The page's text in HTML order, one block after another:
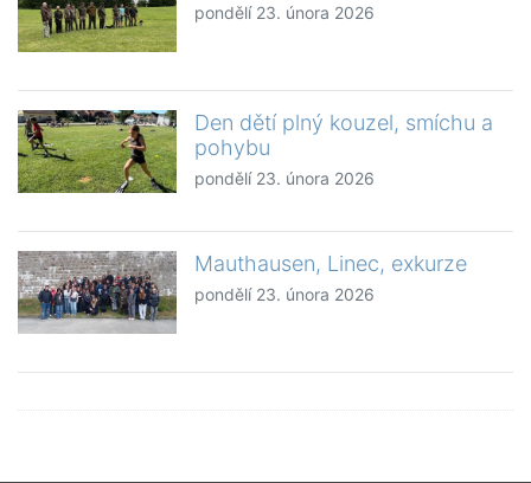
pondělí 23. února 2026
Den dětí plný kouzel, smíchu a
pohybu
pondělí 23. února 2026
Mauthausen, Linec, exkurze
pondělí 23. února 2026